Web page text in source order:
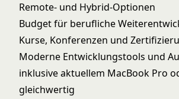
Remote- und Hybrid-Optionen
Budget für berufliche
Kurse, Konferenzen und
Moderne Entwicklungstools und
inklusive aktuellem MacBook Pro
gleichwertig